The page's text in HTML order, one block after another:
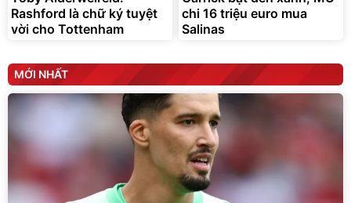
Rashford là chữ ký tuyệt
vời cho Tottenham
chi 16 triệu euro mua
Salinas
MỚI NHẤT